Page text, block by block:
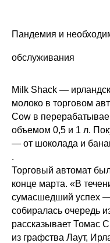
Пандемия и
обслуживания
Milk Shack —
молоко в торговом
Cow в
объемом 0,5 и 1 л.
— от шоколада и
.
Торговый автомат
конце марта. «В
сумасшедший успех
собиралась очередь
рассказывает Томас
из графства Лаут,